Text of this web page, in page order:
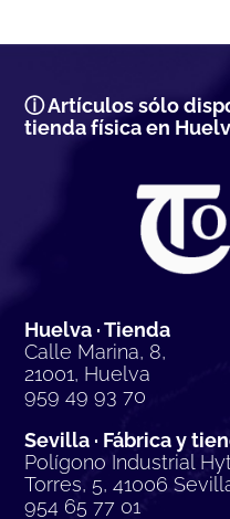
ⓘ Artículos sólo
tienda física en
Huelva · Tienda
Calle Marina, 8,
21001, Huelva
959 49 93 70
Sevilla · Fábrica y
Polígono Industrial
Torres, 5, 41006
954 65 77 01